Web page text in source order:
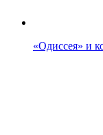
«Одиссея» и